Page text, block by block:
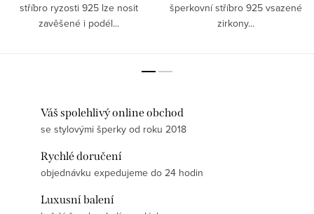
stříbro ryzosti 925 lze nosit
zavěšené i podél...
šperkovní stříbro 925 vsazené
zirkony...
Váš spolehlivý online obchod
se stylovými šperky od roku 2018
Rychlé doručení
objednávku expedujeme do 24 hodin
Luxusní balení